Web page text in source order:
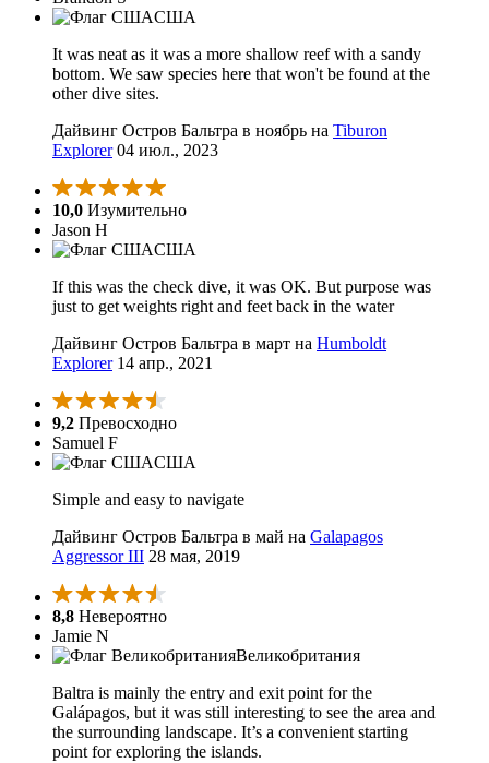
США
It was neat as it was a more shallow reef with a sandy
bottom. We saw species here that won't be found at the
other dive sites.
Дайвинг Остров Бальтра в ноябрь на Tiburon
Explorer 04 июл., 2023
10,0 Изумительно
Jason H
США
If this was the check dive, it was OK. But purpose was
just to get weights right and feet back in the water
Дайвинг Остров Бальтра в март на Humboldt
Explorer 14 апр., 2021
9,2 Превосходно
Samuel F
США
Simple and easy to navigate
Дайвинг Остров Бальтра в май на Galapagos
Aggressor III 28 мая, 2019
8,8 Невероятно
Jamie N
Великобритания
Baltra is mainly the entry and exit point for the
Galápagos, but it was still interesting to see the area and
the surrounding landscape. It’s a convenient starting
point for exploring the islands.